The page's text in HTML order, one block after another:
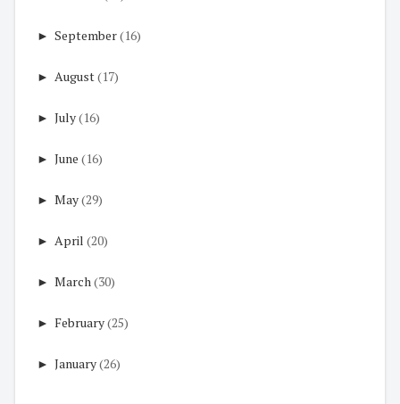
► September(16)
► August(17)
► July(16)
► June (16)
► May(29)
► April (20)
► March (30)
► February(25)
► January(26)